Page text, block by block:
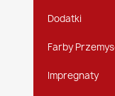
Dodatki
Farby
Impregnaty